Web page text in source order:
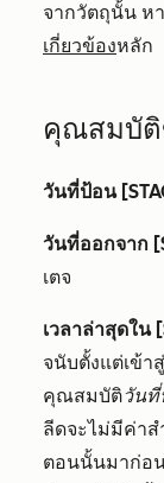
จากวัตถุนั้น ห
เกี่ยวข้องหลัก
คุณสมบัติ
วันที่ป้อน
วันที่ออกจาก
เตจ
เวลาล่าสุดใน
จนับตั้งแต่เข้า
คุณสมบัติวัน
ลีดจะไม่มีค่า
ตอนนั้นมาก่อ